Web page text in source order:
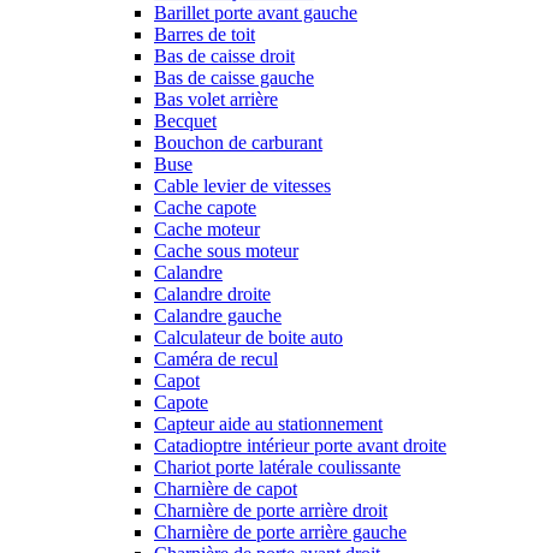
Barillet porte avant gauche
Barres de toit
Bas de caisse droit
Bas de caisse gauche
Bas volet arrière
Becquet
Bouchon de carburant
Buse
Cable levier de vitesses
Cache capote
Cache moteur
Cache sous moteur
Calandre
Calandre droite
Calandre gauche
Calculateur de boite auto
Caméra de recul
Capot
Capote
Capteur aide au stationnement
Catadioptre intérieur porte avant droite
Chariot porte latérale coulissante
Charnière de capot
Charnière de porte arrière droit
Charnière de porte arrière gauche